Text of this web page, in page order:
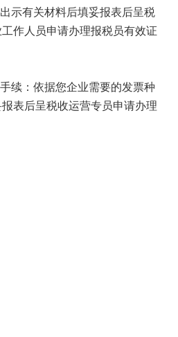
示有关材料后填妥报表后呈税
作人员申请办理报税员有效证
续：依据您企业需要的发票种
表后呈税收运营专员申请办理